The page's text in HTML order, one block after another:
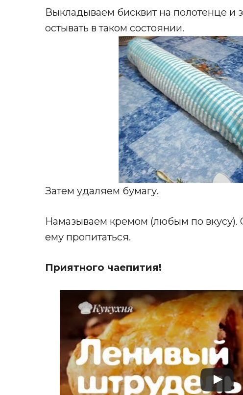
Выкладываем бисквит на полотенце и
остывать в таком состоянии.
Затем удаляем бумагу.
Намазываем кремом (любым по вкусу).
ему пропитаться.
Приятного чаепития!